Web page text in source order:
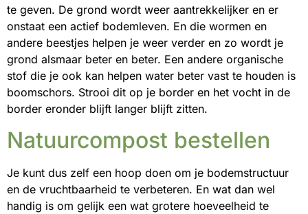
te geven. De grond wordt weer aantrekkelijker en er
onstaat een actief bodemleven. En die wormen en
andere beestjes helpen je weer verder en zo wordt je
grond alsmaar beter en beter. Een andere organische
stof die je ook kan helpen water beter vast te houden is
boomschors. Strooi dit op je border en het vocht in de
border eronder blijft langer blijft zitten.
Natuurcompost bestellen
Je kunt dus zelf een hoop doen om je bodemstructuur
en de vruchtbaarheid te verbeteren. En wat dan wel
handig is om gelijk een wat grotere hoeveelheid te